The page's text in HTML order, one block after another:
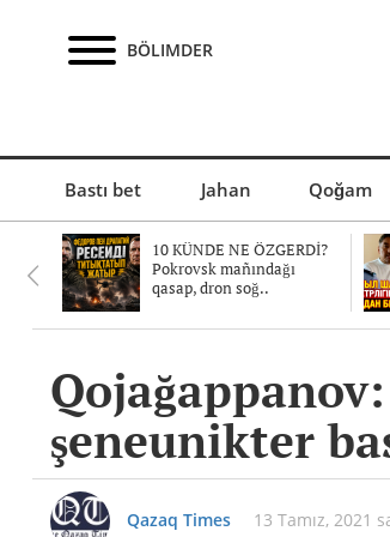
BÖLIMDER
Bastı bet Jahan Qoğam
10 KÜNDE NE ÖZGERDİ?
Pokrovsk mañındağı
qasap, dron soğ..
şeneunikter
Qazaq Times 13 Tamız, 2021